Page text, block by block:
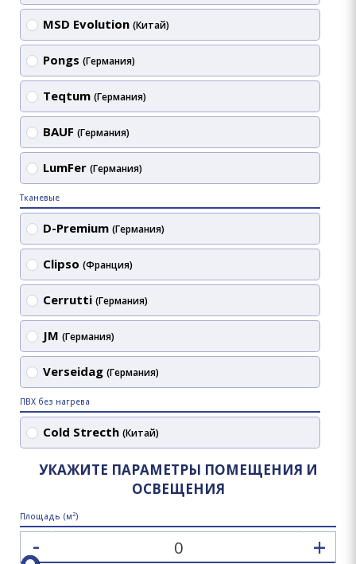
MSD Evolution (Китай)
Pongs (Германия)
Teqtum (Германия)
BAUF (Германия)
LumFer (Германия)
Тканевые
D-Premium (Германия)
Clipso (Франция)
Cerrutti (Германия)
JM (Германия)
Verseidag (Германия)
ПВХ без нагрева
Cold Strecth (Китай)
УКАЖИТЕ ПАРАМЕТРЫ ПОМЕЩЕНИЯ И
ОСВЕЩЕНИЯ
Площадь (м2)
- +